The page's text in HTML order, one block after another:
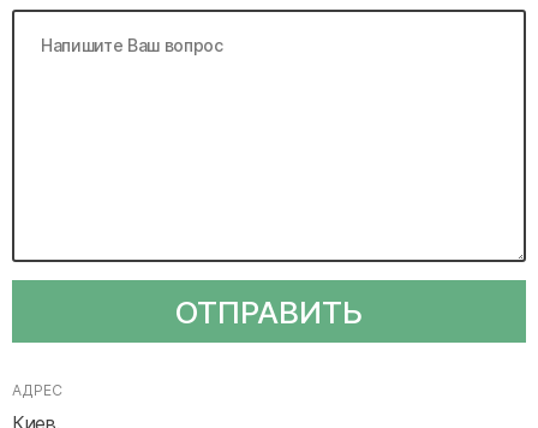
ОТПРАВИТЬ
АДРЕС
Киев,